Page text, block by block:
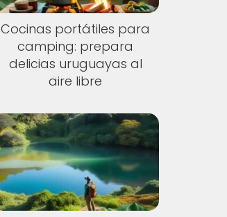
Cocinas portátiles para
camping: prepara
delicias uruguayas al
aire libre